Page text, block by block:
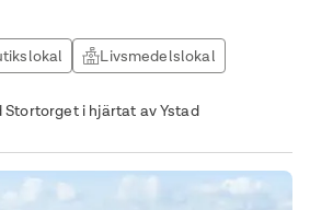
Livsmedelslokal
i hjärtat av Ystad